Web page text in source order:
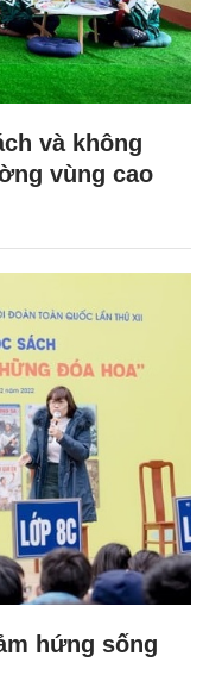
và không
vùng cao
hứng sống